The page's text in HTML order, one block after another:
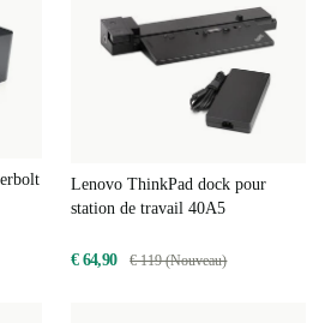
Lenovo ThinkPad dock pour
station de travail 40A5
€ 64,90 € 119 (Nouveau)